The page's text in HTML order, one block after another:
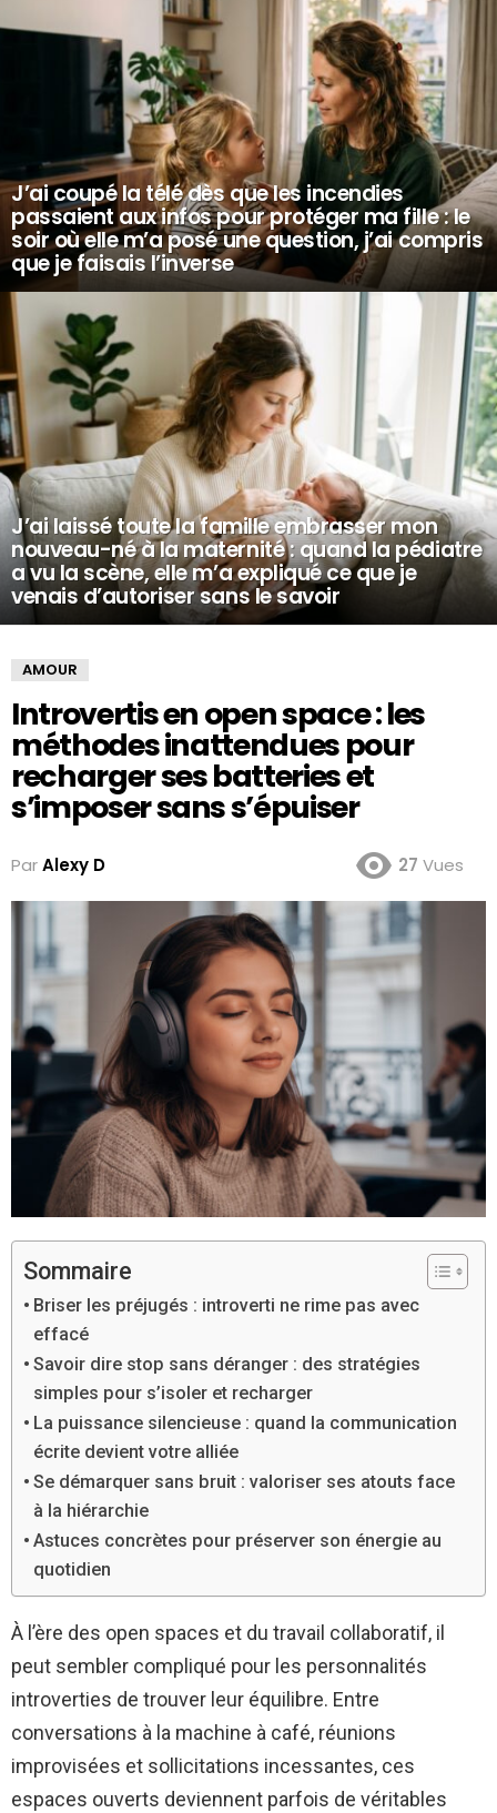
J’ai coupé la télé dès que les incendies
passaient aux infos pour protéger ma fille : le
soir où elle m’a posé une question, j’ai compris
que je faisais l’inverse
J’ai laissé toute la famille embrasser mon
nouveau-né à la maternité : quand la pédiatre
a vu la scène, elle m’a expliqué ce que je
venais d’autoriser sans le savoir
AMOUR
Introvertis en open space : les
méthodes inattendues pour
recharger ses batteries et
s’imposer sans s’épuiser
ParAlexy D 27 Vues
Sommaire
Briser les préjugés : introverti ne rime pas avec
effacé
Savoir dire stop sans déranger : des stratégies
simples pour s’isoler et recharger
La puissance silencieuse : quand la communication
écrite devient votre alliée
Se démarquer sans bruit : valoriser ses atouts face
à la hiérarchie
Astuces concrètes pour préserver son énergie au
quotidien
À l’ère des open spaces et du travail collaboratif, il
peut sembler compliqué pour les personnalités
introverties de trouver leur équilibre. Entre
conversations à la machine à café, réunions
improvisées et sollicitations incessantes, ces
espaces ouverts deviennent parfois de véritables